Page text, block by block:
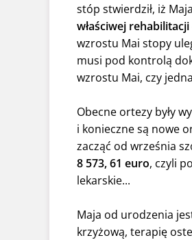
stóp stwierdził, iż
właściwej rehabilitacji
wzrostu Mai stopy
musi pod kontrolą
wzrostu Mai, czy
Obecne ortezy były
i konieczne są nowe
zacząć od września
8 573, 61 euro, czyli
lekarskie...
Maja od urodzenia
krzyżową, terapię